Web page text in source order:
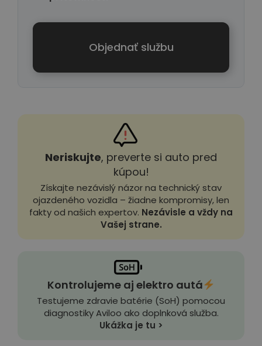
Objednať službu
Neriskujte, preverte si auto pred
kúpou!
Získajte nezávislý názor na technický stav
ojazdeného vozidla – žiadne kompromisy, len
fakty od našich expertov. Nezávisle a vždy na
Vašej strane.
Kontrolujeme aj elektro autá
Testujeme zdravie batérie (SoH) pomocou
diagnostiky Aviloo ako doplnková služba.
Ukážka je tu >